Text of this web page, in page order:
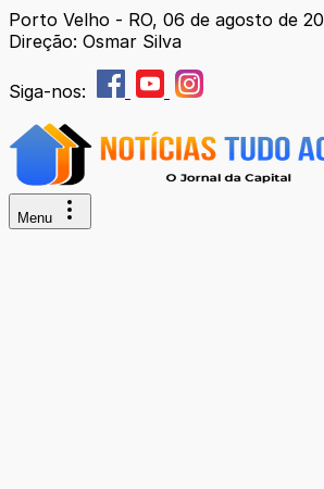
Porto Velho - RO, 06 de agosto de
Direção: Osmar Silva
Siga-nos:
Menu